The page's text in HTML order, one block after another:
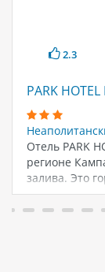
2.3
PARK
Отель PARK
регионе
залива. Это